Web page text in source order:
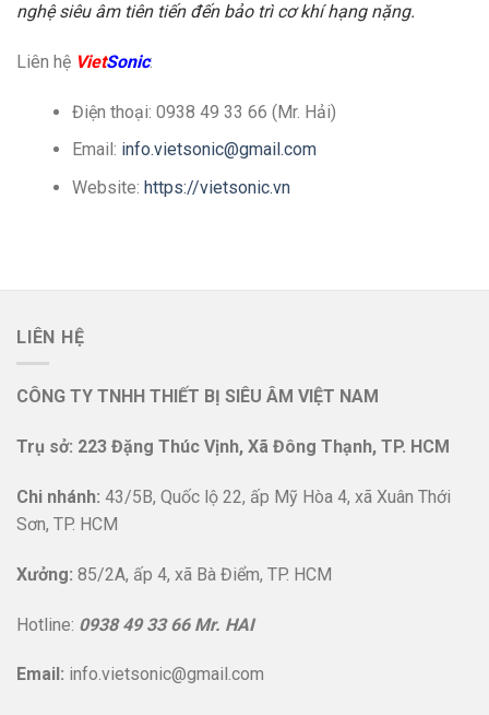
nghệ siêu âm tiên tiến đến bảo trì cơ khí hạng nặng.
Liên hệ VietSonic:
Điện thoại: 0938 49 33 66 (Mr. Hải)
Email: info.vietsonic@gmail.com
Website: https://vietsonic.vn
LIÊN HỆ
CÔNG TY TNHH THIẾT BỊ SIÊU ÂM VIỆT NAM
Trụ sở: 223 Đặng Thúc Vịnh, Xã Đông Thạnh, TP. HCM
Chi nhánh: 43/5B, Quốc lộ 22, ấp Mỹ Hòa 4, xã Xuân Thới
Sơn, TP. HCM
Xưởng: 85/2A, ấp 4, xã Bà Điểm, TP. HCM
Hotline: 0938 49 33 66 Mr. HAI
Email: info.vietsonic@gmail.com